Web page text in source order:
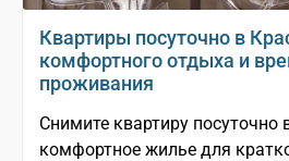
Квартиры посуточно в
комфортного отдыха и
проживания
Снимите квартиру посуточно
комфортное жилье для